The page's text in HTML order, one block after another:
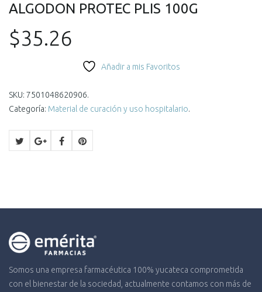
ALGODON PROTEC PLIS 100G
$35.26
Añadir a mis Favoritos
SKU: 7501048620906.
Categoría: Material de curación y uso hospitalario.
Somos una empresa farmacéutica 100% yucateca comprometida
con el bienestar de la sociedad, actualmente contamos con más de